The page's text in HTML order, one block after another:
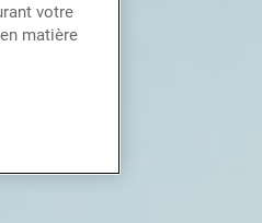
votre
matière